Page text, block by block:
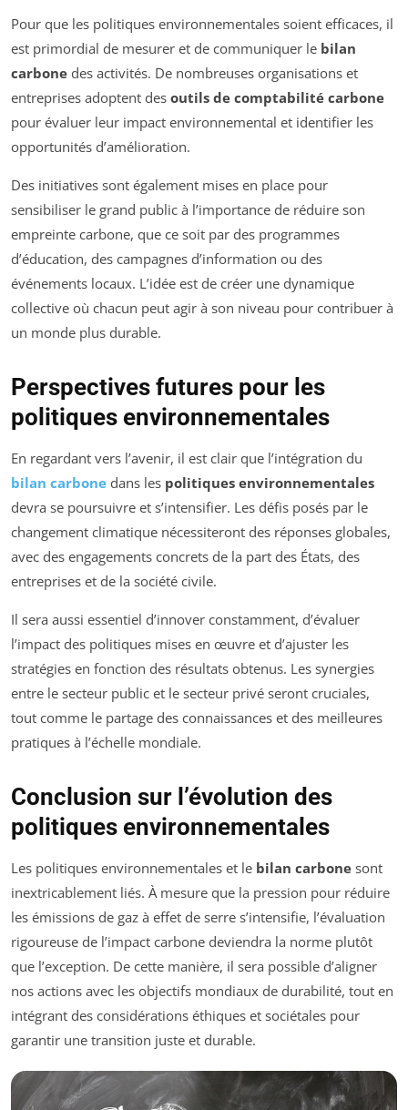
Pour que les politiques environnementales soient efficaces, il
est primordial de mesurer et de communiquer le bilan
carbone des activités. De nombreuses organisations et
entreprises adoptent des outils de comptabilité carbone
pour évaluer leur impact environnemental et identifier les
opportunités d’amélioration.
Des initiatives sont également mises en place pour
sensibiliser le grand public à l’importance de réduire son
empreinte carbone, que ce soit par des programmes
d’éducation, des campagnes d’information ou des
événements locaux. L’idée est de créer une dynamique
collective où chacun peut agir à son niveau pour contribuer à
un monde plus durable.
Perspectives futures pour les
politiques environnementales
En regardant vers l’avenir, il est clair que l’intégration du
bilan carbone dans les politiques environnementales
devra se poursuivre et s’intensifier. Les défis posés par le
changement climatique nécessiteront des réponses globales,
avec des engagements concrets de la part des États, des
entreprises et de la société civile.
Il sera aussi essentiel d’innover constamment, d’évaluer
l’impact des politiques mises en œuvre et d’ajuster les
stratégies en fonction des résultats obtenus. Les synergies
entre le secteur public et le secteur privé seront cruciales,
tout comme le partage des connaissances et des meilleures
pratiques à l’échelle mondiale.
Conclusion sur l’évolution des
politiques environnementales
Les politiques environnementales et le bilan carbone sont
inextricablement liés. À mesure que la pression pour réduire
les émissions de gaz à effet de serre s’intensifie, l’évaluation
rigoureuse de l’impact carbone deviendra la norme plutôt
que l’exception. De cette manière, il sera possible d’aligner
nos actions avec les objectifs mondiaux de durabilité, tout en
intégrant des considérations éthiques et sociétales pour
garantir une transition juste et durable.